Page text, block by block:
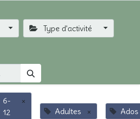
Type d'activité
6-
12
×
Adultes
× Ados